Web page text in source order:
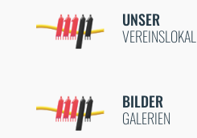
UNSER
VEREINSLOKAL
BILDER
GALERIEN